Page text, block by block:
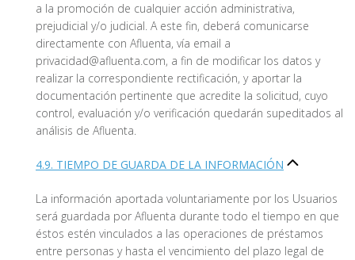
a la promoción de cualquier acción administrativa,
prejudicial y/o judicial. A este fin, deberá comunicarse
directamente con Afluenta, vía email a
privacidad@afluenta.com, a fin de modificar los datos y
realizar la correspondiente rectificación, y aportar la
documentación pertinente que acredite la solicitud, cuyo
control, evaluación y/o verificación quedarán supeditados al
análisis de Afluenta.
4.9. TIEMPO DE GUARDA DE LA INFORMACIÓN
La información aportada voluntariamente por los Usuarios
será guardada por Afluenta durante todo el tiempo en que
éstos estén vinculados a las operaciones de préstamos
entre personas y hasta el vencimiento del plazo legal de